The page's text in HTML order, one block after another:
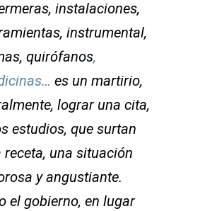
instalaciones,
instrumental,
quirófanos,
es un martirio,
lograr una cita,
estudios, que surtan
receta, una situación
y angustiante.
el gobierno, en lugar